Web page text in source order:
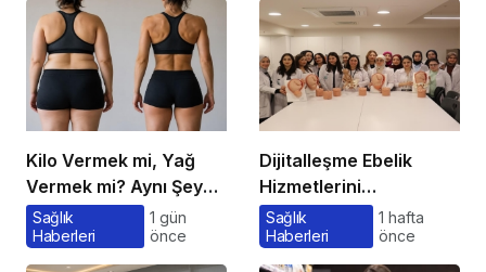
Kilo Vermek mi, Yağ
Vermek mi? Aynı Şey
Sanıyoruz Ama Değil!
Sağlık
Haberleri
1 gün
önce
Dijitalleşme Ebelik
Hizmetlerini
Dönüştürüyor
Sağlık
Haberleri
1 hafta
önce